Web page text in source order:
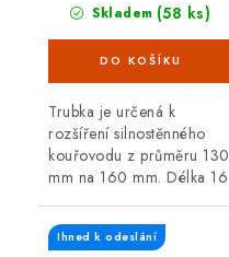
Skladem (58 ks)
Trubka je určená k
rozšíření silnostěnného
kouřovodu z průměru 130
mm na 160 mm. Délka 16
plechu 1,5 mm.
Ihned k odeslání